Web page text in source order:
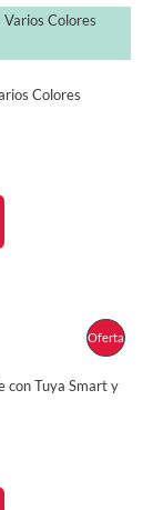
Colores
Oferta
con Tuya Smart y